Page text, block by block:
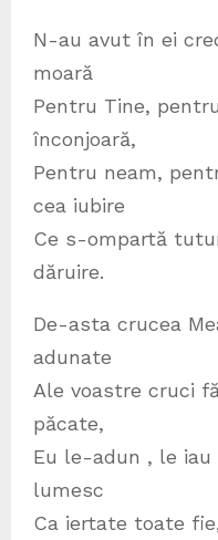
N-au avut în ei
moară
Pentru Tine,
înconjoară,
Pentru neam,
cea iubire
Ce s-ompartă
dăruire.
De-asta crucea
adunate
Ale voastre cruci
păcate,
Eu le-adun , le
lumesc
Ca iertate toate